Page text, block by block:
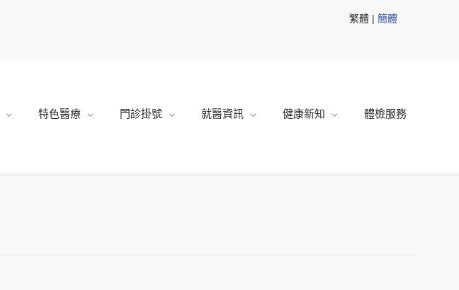
繁體 | 簡體
特色醫療 門診掛號 就醫資訊 健康新知 體檢服務